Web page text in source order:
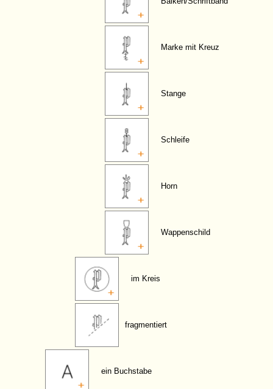
Marke mit Kreuz
Stange
Schleife
Horn
Wappenschild
im Kreis
fragmentiert
ein Buchstabe